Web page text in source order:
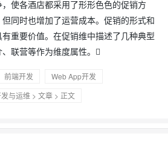
各酒店都采用了形形色色的促销方
同时也增加了运营成本。促销的形式和
重要价值。在促销维中描述了几种典型
联营等作为维度属性。
前端开发
Web App开发
与运维 > 文章 > 正文